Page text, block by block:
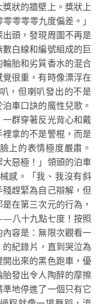
狀的牆壁上。獎狀上
零零零九度偏差。」
頭，發現周圍不再是
白線和編號組成的巨
胎和劣質香水的混合
很重，有時像漂浮在
叭，但喇叭發出的不是
車口訣的魔性兒歌。
群穿著反光背心和戴
拿的不是警棍，而是
上的表情極度嚴肅。
大惡極！」領頭的泊車
感。「我、我沒有斜
趕緊為自己辯解，但
在第三次元的行為，
八十九點七度！按照
容是：無限次觀看一
紀錄片，直到哭泣為
出來的黑色跑車，優
發出令人陶醉的摩擦
地停進了一個只有它